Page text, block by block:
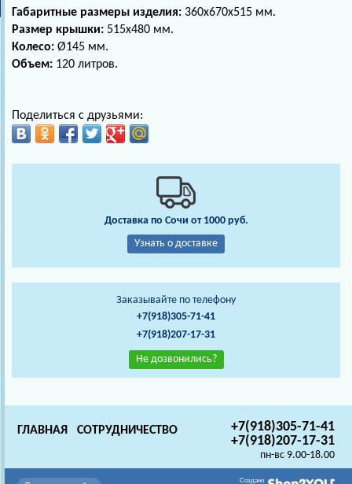
Габаритные размеры изделия: 360х670х515 мм.
Размер крышки: 515х480 мм.
Колесо: Ø145 мм.
Объем: 120 литров.
Поделиться с друзьями:
Доставка по Сочи от 1000 руб.
Узнать о доставке
Заказывайте по телефону
+7(918)305-71-41
+7(918)207-17-31
Не дозвонились?
+7(918)305-71-41
+7(918)207-17-31
пн-вс 9.00-18.00
ГЛАВНАЯ СОТРУДНИЧЕСТВО
Создано